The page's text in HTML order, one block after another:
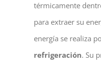
térmicamente
para extraer su
energía se realiza
refrigeración. Su